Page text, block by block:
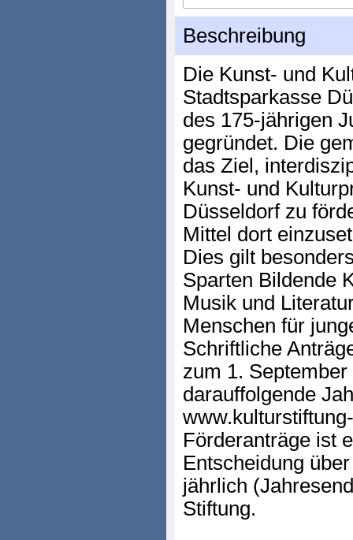
Beschreibung
Die Kunst- und
Stadtsparkasse
des 175-jährigen
gegründet. Die
das Ziel,
Kunst- und
Düsseldorf zu
Mittel dort
Dies gilt
Sparten Bildende
Musik und
Menschen für
Schriftliche
zum 1.
darauffolgende
Förderanträge ist
Entscheidung
jährlich
Stiftung.